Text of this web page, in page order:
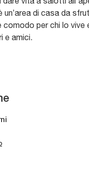
un’area di casa da
per chi lo vive
e amici.